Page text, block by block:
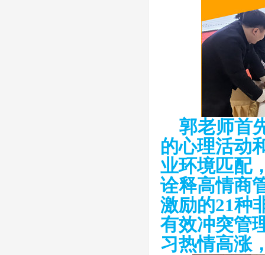
郭老师首
的心理活动
业环境匹配
诠释高情商
激励的21种
有效冲突管
习热情高涨